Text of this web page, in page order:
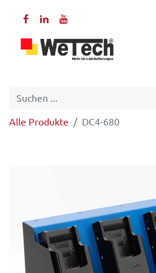
Alle Produkte DC4-680